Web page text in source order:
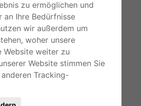
zu ermöglichen und
an Ihre Bedürfnisse
wir außerdem um
woher unsere
Website weiter zu
Website stimmen Sie
Tracking-
Feeds
Webmaster
Österreich